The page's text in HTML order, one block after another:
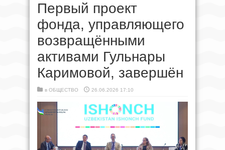
Первый проект
фонда, управляющего
возвращёнными
активами Гульнары
Каримовой, завершён
в ОБЩЕСТВО 26.06.2026 17:10